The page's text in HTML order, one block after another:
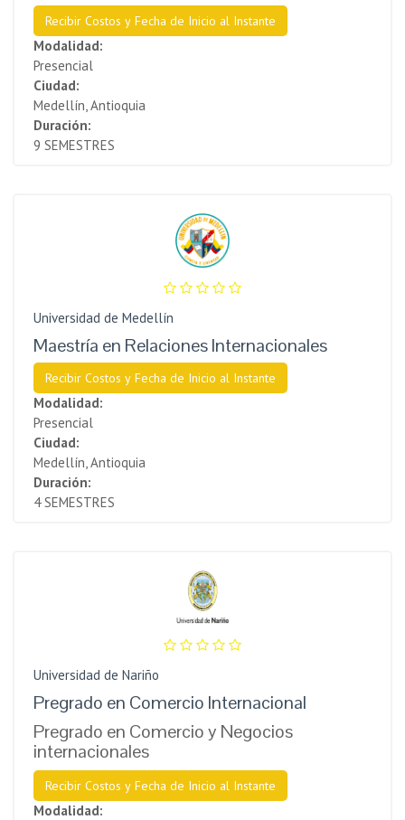
Recibir Costos y Fecha de Inicio al Instante
Modalidad:
Presencial
Ciudad:
Medellín, Antioquia
Duración:
9 SEMESTRES
Universidad de Medellín
Maestría en Relaciones Internacionales
Recibir Costos y Fecha de Inicio al Instante
Modalidad:
Presencial
Ciudad:
Medellín, Antioquia
Duración:
4 SEMESTRES
Universidad de Nariño
Pregrado en Comercio Internacional
Pregrado en Comercio y Negocios
internacionales
Recibir Costos y Fecha de Inicio al Instante
Modalidad: